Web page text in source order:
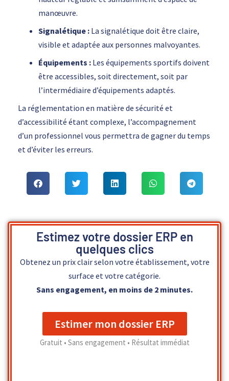
manœuvre.
Signalétique : La signalétique doit être claire,
visible et adaptée aux personnes malvoyantes.
Équipements : Les équipements sportifs doivent
être accessibles, soit directement, soit par
l’intermédiaire d’équipements adaptés.
La réglementation en matière de sécurité et
d’accessibilité étant complexe, l’accompagnement
d’un professionnel vous permettra de gagner du temps
et d’éviter les erreurs.
Estimez votre dossier ERP en
quelques clics
Obtenez un prix clair selon votre établissement, votre
surface et votre catégorie.
Sans engagement, en moins de 2 minutes.
Estimer mon dossier ERP
Gratuit • Sans engagement • Résultat immédiat